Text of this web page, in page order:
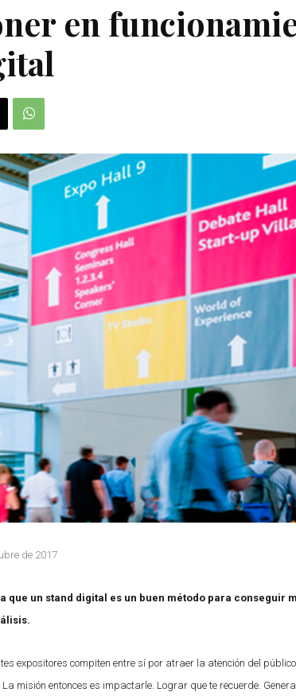
en
de 2017
que un stand digital es un buen método para conseguir
expositores compiten entre sí por atraer la atención del
misión entonces es impactarle. Lograr que te recuerde.